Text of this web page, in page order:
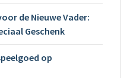
de Nieuwe Vader:
Geschenk
op